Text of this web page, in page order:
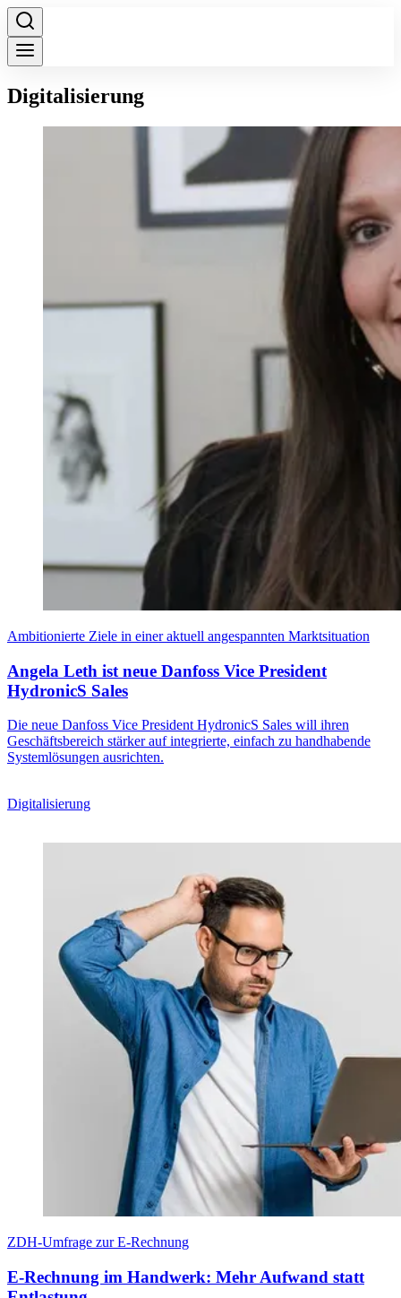
Digitalisierung
Ambitionierte Ziele in einer aktuell angespannten Marktsituation
Angela Leth ist neue Danfoss Vice President
HydronicS Sales
Die neue Danfoss Vice President HydronicS Sales will ihren
Geschäftsbereich stärker auf integrierte, einfach zu handhabende
Systemlösungen ausrichten.
Digitalisierung
ZDH-Umfrage zur E-Rechnung
E-Rechnung im Handwerk: Mehr Aufwand statt